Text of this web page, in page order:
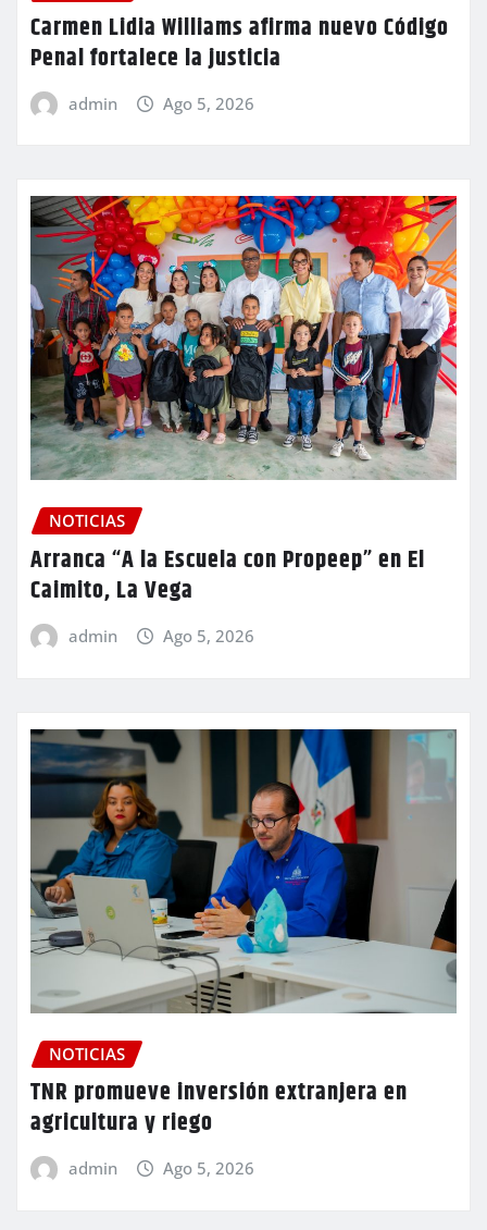
Carmen Lidia Williams afirma nuevo Código
Penal fortalece la justicia
admin Ago 5, 2026
NOTICIAS
Arranca “A la Escuela con Propeep” en El
Caimito, La Vega
admin Ago 5, 2026
NOTICIAS
TNR promueve inversión extranjera en
agricultura y riego
admin Ago 5, 2026